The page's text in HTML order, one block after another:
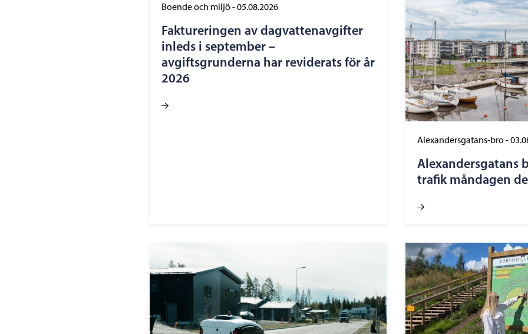
Boende och miljö-05.08.2026
Faktureringen av dagvattenavgifter
inleds i september –
avgiftsgrunderna har reviderats för år
2026
Alexandersgatans-bro-
Alexandersgatans
trafik måndagen